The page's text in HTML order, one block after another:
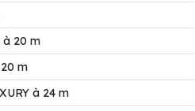
à 20 m
m
à 24 m